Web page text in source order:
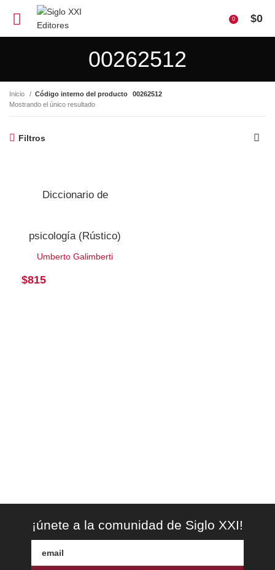
0 $0
00262512
Inicio Código interno del producto
00262512
Mostrando el único resultado
Filtros
Diccionario de
psicología (Rústico)
Umberto Galimberti
$815
¡únete a la comunidad de Siglo XXI!